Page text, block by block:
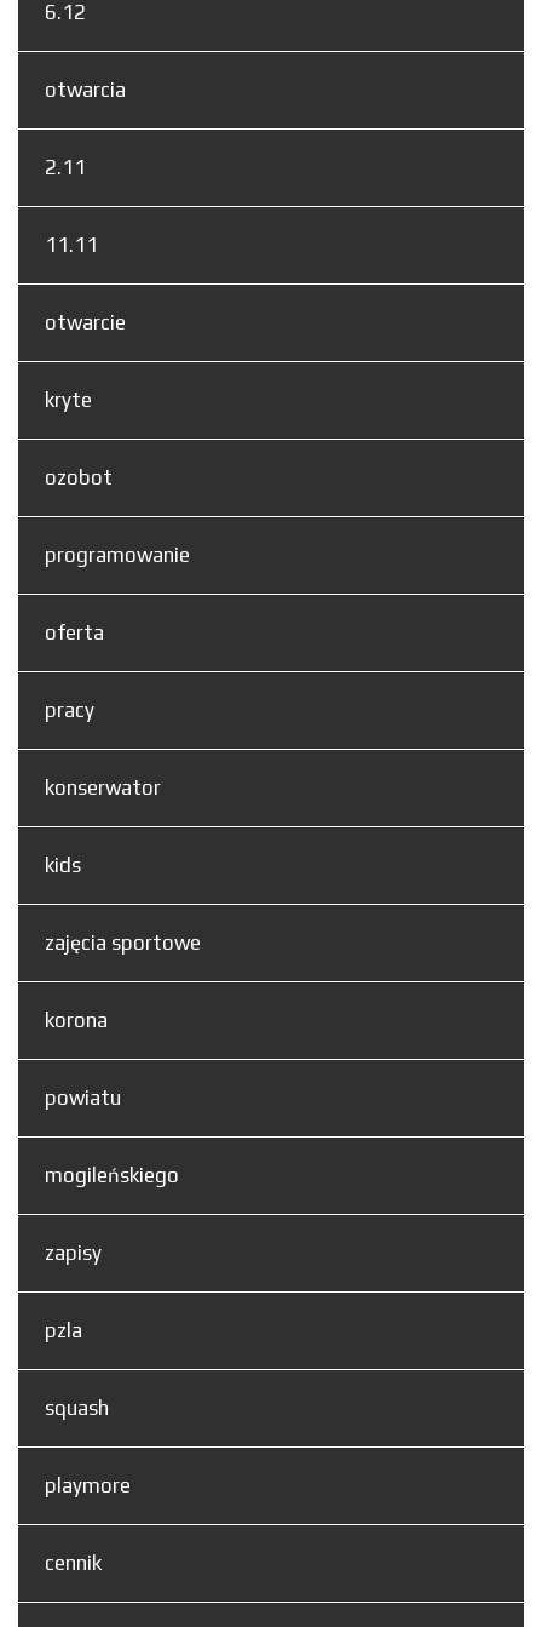
6.12
otwarcia
2.11
11.11
otwarcie
kryte
ozobot
programowanie
oferta
pracy
konserwator
kids
zajęcia sportowe
korona
powiatu
mogileńskiego
zapisy
pzla
squash
playmore
cennik